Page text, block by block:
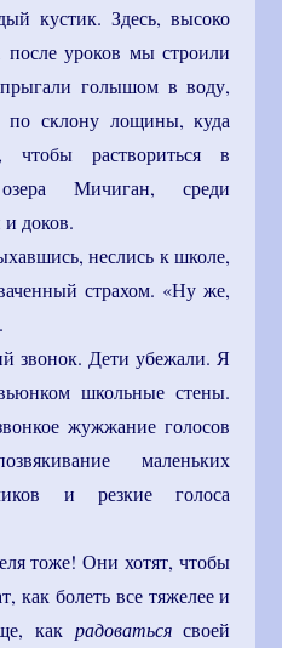
кустик. Здесь, высоко
уроков мы строили
голышом в воду,
по склону лощины, куда
чтобы раствориться в
Мичиган, среди
доков.
неслись к школе,
страхом. «Ну же,
звонок. Дети убежали. Я
школьные стены.
жужжание голосов
маленьких
и резкие голоса
тоже! Они хотят, чтобы
как болеть все тяжелее и
как радоватьсясвоей